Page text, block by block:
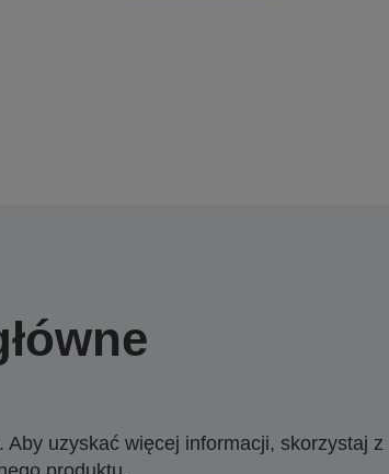
uzyskać więcej informacji, skorzystaj z